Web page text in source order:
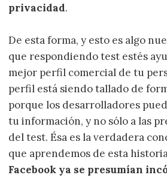
privacidad.
De esta forma, y esto es algo
que respondiendo test estés
mejor perfil comercial de tu
perfil está siendo tallado de
porque los desarrolladores
tu información, y no sólo a las
del test. Ésa es la verdadera
que aprendemos de esta
Facebook ya se presumían